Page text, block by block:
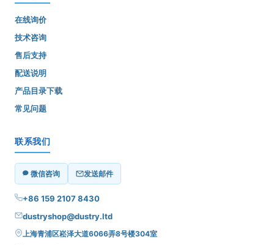
在线询价
技术咨询
售后支持
配送说明
产品目录下载
常见问题
联系我们
微信咨询 发送邮件
+86 159 2107 8430
dustryshop@dustry.ltd
上海青浦区崧泽大道6066弄8号楼304室